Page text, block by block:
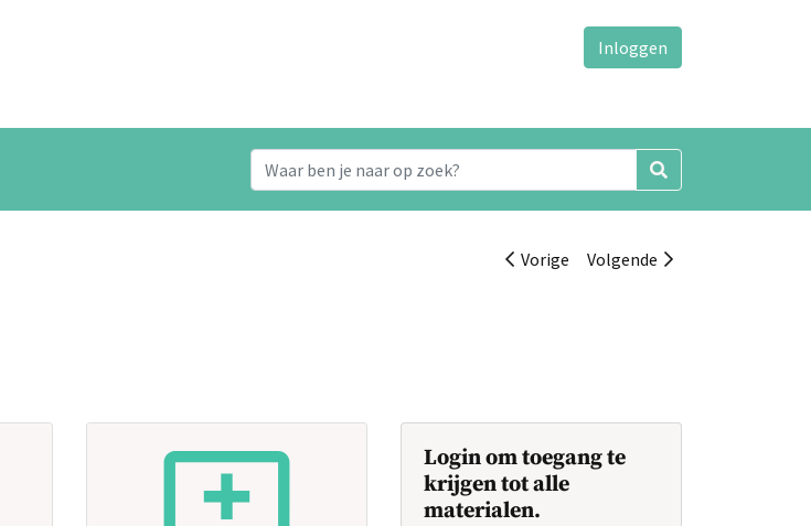
Inloggen
Vorige Volgende
Login om toegang te
krijgen tot alle
materialen.